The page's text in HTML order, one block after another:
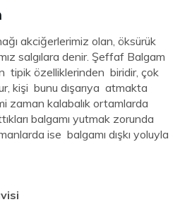
akciğerlerimiz olan, öksürük
salgılara denir. Şeffaf Balgam
tipik özelliklerinden biridir, çok
kişi bunu dışarıya atmakta
zaman kalabalık ortamlarda
balgamı yutmak zorunda
ise balgamı dışkı yoluyla